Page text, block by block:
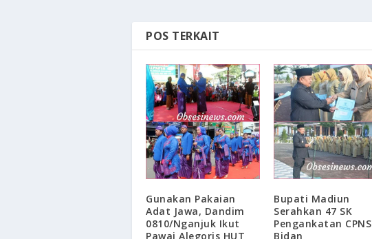
POS TERKAIT
​Gunakan Pakaian
Adat Jawa, Dandim
0810/Nganjuk Ikut
Pawai Alegoris HUT
Bupati Madiun
Serahkan 47 SK
Pengankatan CPNS
Bidan